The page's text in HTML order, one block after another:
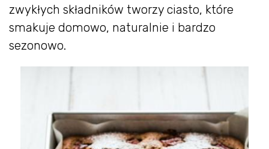
zwykłych składników tworzy ciasto, które
smakuje domowo, naturalnie i bardzo
sezonowo.